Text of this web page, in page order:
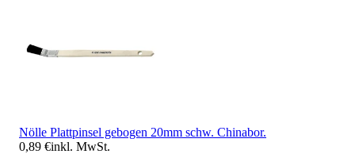
Nölle Plattpinsel gebogen 20mm schw. Chinabor.
0,89 €inkl. MwSt.